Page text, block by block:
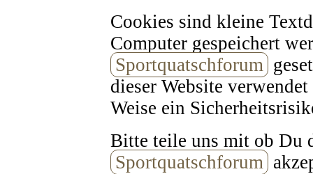
Cookies sind kleine
Computer gespeichert
Sportquatschforum
dieser Website
Weise ein
Bitte teile uns mit ob Du
Sportquatschforum